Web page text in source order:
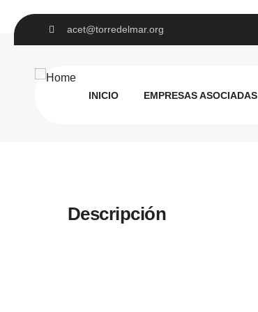
acet@torredelmar.org
INICIO EMPRESAS ASOCIADAS
Descripción